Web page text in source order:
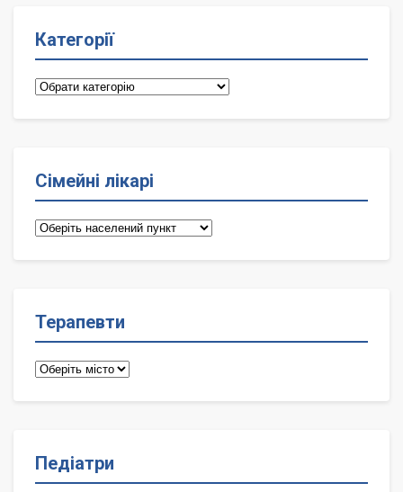
Категорії
Категорії
Сімейні лікарі
Сімейні
Терапевти
Терапевти
Педіатри